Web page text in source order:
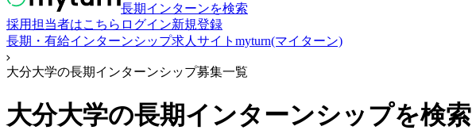
長期インターンを検索
採用担当者はこちら ログイン新規登録
長期・有給インターンシップ求人サイトmyturn(マイターン)
大分大学の長期インターンシップ募集一覧
大分大学の長期インターンシップを検索